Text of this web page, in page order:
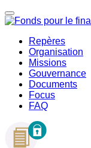
Repères
Organisation
Missions
Gouvernance
Documents
Focus
FAQ